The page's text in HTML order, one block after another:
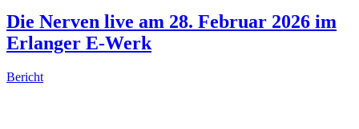
Die Nerven live am 28. Februar 2026 im
Erlanger E‑Werk
Bericht